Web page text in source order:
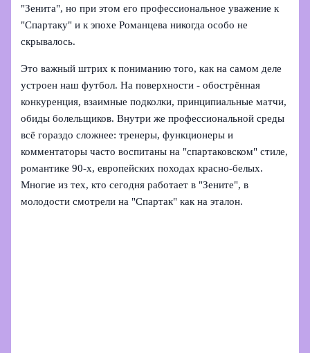
"Зенита", но при этом его профессиональное уважение к
"Спартаку" и к эпохе Романцева никогда особо не
скрывалось.
Это важный штрих к пониманию того, как на самом деле
устроен наш футбол. На поверхности - обострённая
конкуренция, взаимные подколки, принципиальные матчи,
обиды болельщиков. Внутри же профессиональной среды
всё гораздо сложнее: тренеры, функционеры и
комментаторы часто воспитаны на "спартаковском" стиле,
романтике 90‑х, европейских походах красно‑белых.
Многие из тех, кто сегодня работает в "Зените", в
молодости смотрели на "Спартак" как на эталон.